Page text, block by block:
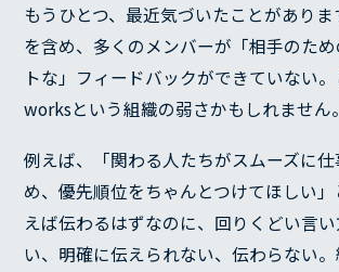
もうひとつ、最近気づいたことがあり
を含め、多くのメンバーが「相手のた
トな」フィードバックができていない
worksという組織の弱さかもしれません。
例えば、「関わる人たちがスムーズに
め、優先順位をちゃんとつけてほしい
えば伝わるはずなのに、回りくどい言
い、明確に伝えられない、伝わらない